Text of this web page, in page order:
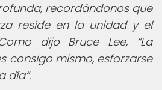
recordándonos que
reside en la unidad y el
dijo Bruce Lee,
La
consigo mismo, esforzarse
día .